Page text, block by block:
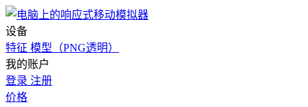
设备
特征 模型（PNG透明）
我的账户
登录 注册
价格